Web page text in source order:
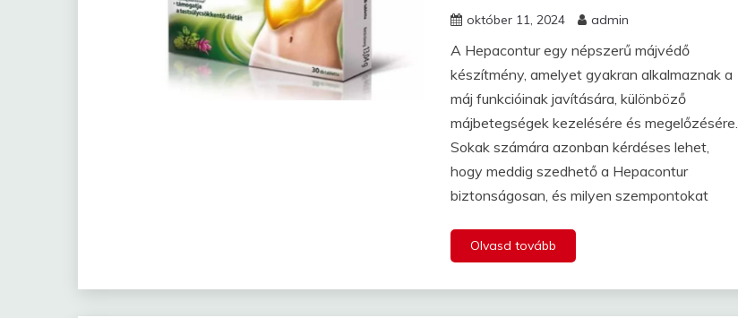
október 11, 2024 admin
A Hepacontur egy népszerű májvédő
készítmény, amelyet gyakran alkalmaznak a
máj funkcióinak javítására, különböző
májbetegségek kezelésére és megelőzésére.
Sokak számára azonban kérdéses lehet,
hogy meddig szedhető a Hepacontur
biztonságosan, és milyen szempontokat
Olvasd tovább